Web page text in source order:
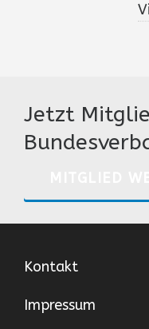
Jetzt
Kontakt
Impressum